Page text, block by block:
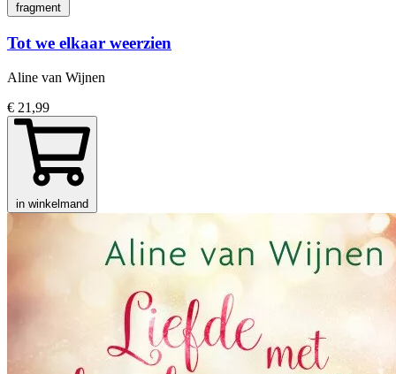
fragment
Tot we elkaar weerzien
Aline van Wijnen
€ 21,99
in winkelmand